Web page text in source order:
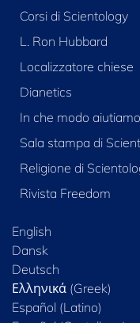
Corsi di Scientology
L. Ron Hubbard
Localizzatore chiese
Dianetics
In che modo aiutiamo
Sala stampa di
Religione di
Rivista Freedom
English
Dansk
Deutsch
Ελληνικά (Greek)
Español (Latino)